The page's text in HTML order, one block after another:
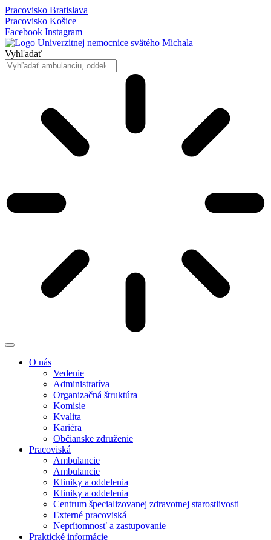
Preskočiť
na
obsah
Pracovisko Bratislava
Pracovisko Košice
Facebook Instagram
Vyhľadať
O nás
Vedenie
Administratíva
Organizačná štruktúra
Komisie
Kvalita
Kariéra
Občianske združenie
Pracoviská
Ambulancie
Ambulancie
Kliniky a oddelenia
Kliniky a oddelenia
Centrum špecializovanej zdravotnej starostlivosti
Externé pracoviská
Neprítomnosť a zastupovanie
Praktické informácie